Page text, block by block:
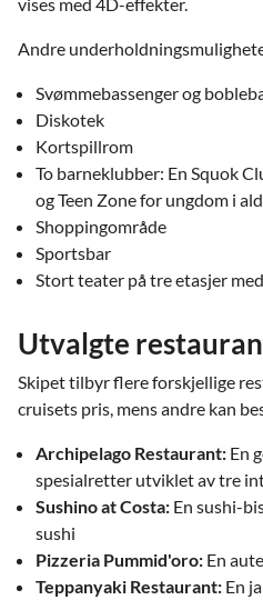
Andre
Svømmebassenger og
Diskotek
Kortspillrom
To barneklubber: En Squok
og Teen Zone for ungdom i
Shoppingområde
Sportsbar
Stort teater på tre etasjer
Utvalgte
Skipet tilbyr flere forskjellige
cruisets pris, mens andre kan
Archipelago Restaurant: En
spesialretter utviklet av tre
Sushino at Costa: En sushi-
sushi
Pizzeria Pummid'oro: En
Teppanyaki Restaurant: En